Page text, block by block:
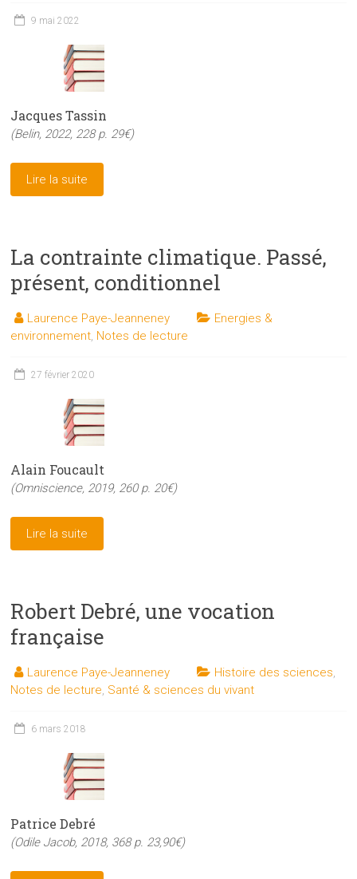
9 mai 2022
Jacques Tassin
(Belin, 2022, 228 p. 29€)
Lire la suite
La contrainte climatique. Passé,
présent, conditionnel
Laurence Paye-Jeanneney
Energies &
environnement, Notes de lecture
27 février 2020
Alain Foucault
(Omniscience, 2019, 260 p. 20€)
Lire la suite
Robert Debré, une vocation
française
Laurence Paye-Jeanneney Histoire des sciences,
Notes de lecture, Santé & sciences du vivant
6 mars 2018
Patrice Debré
(Odile Jacob, 2018, 368 p. 23,90€)